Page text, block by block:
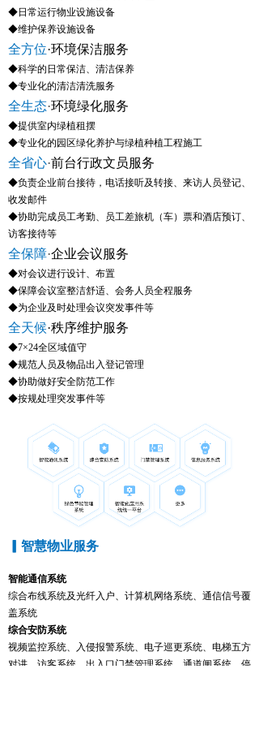
◆日常运行物业设施设备
◆维护保养设施设备
全方位·环境保洁服务
◆科学的日常保洁、清洁保养
◆专业化的清洁清洗服务
全生态·环境绿化服务
◆提供室内绿植租摆
◆专业化的园区绿化养护与绿植种植工程施工
全省心·前台行政文员服务
◆负责企业前台接待，电话接听及转接、来访人员登记、
收发邮件
◆协助完成员工考勤、员工差旅机（车）票和酒店预订、
访客接待等
全保障·企业会议服务
◆对会议进行设计、布置
◆保障会议室整洁舒适、会务人员全程服务
◆为企业及时处理会议突发事件等
全天候·秩序维护服务
◆7×24全区域值守
◆规范人员及物品出入登记管理
◆协助做好安全防范工作
◆按规处理突发事件等
智慧物业服务
智能通信系统
综合布线系统及光纤入户、计算机网络系统、通信信号覆
盖系统
综合安防系统
视频监控系统、入侵报警系统、电子巡更系统、电梯五方
对讲、访客系统、出入口门禁管理系统、通道闸系统、停